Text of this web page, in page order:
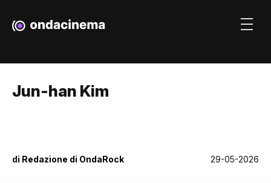
Jun-han Kim
di Redazione di OndaRock 29-05-2026